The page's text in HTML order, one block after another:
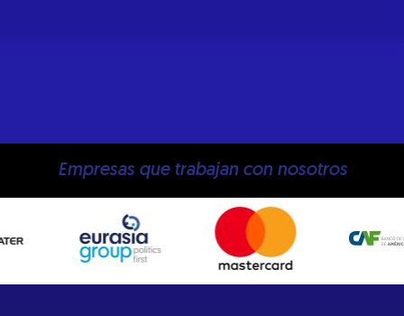
Empresas que trabajan con nosotros